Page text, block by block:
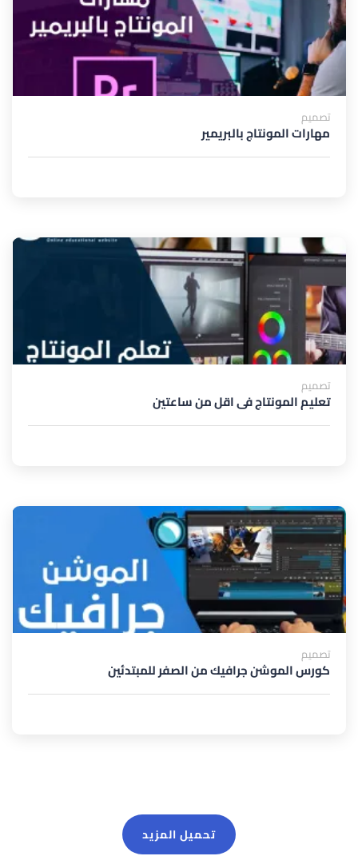
تصميم
مهارات المونتاج بالبريمير
تصميم
تعليم المونتاج فى اقل من ساعتين
تصميم
كورس الموشن جرافيك من الصفر للمبتدئين
تحميل المزيد